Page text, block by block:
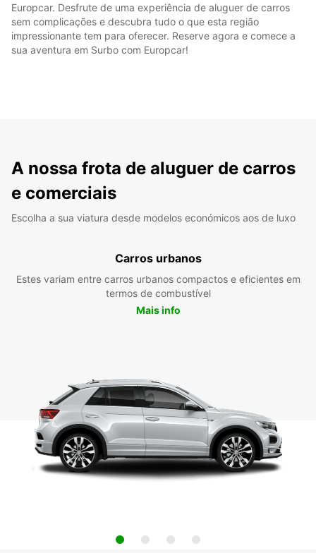
Europcar. Desfrute de uma experiência de aluguer de carros
sem complicações e descubra tudo o que esta região
impressionante tem para oferecer. Reserve agora e comece a
sua aventura em Surbo com Europcar!
A nossa frota de aluguer de carros
e comerciais
Escolha a sua viatura desde modelos económicos aos de luxo
Carros urbanos
Estes variam entre carros urbanos compactos e eficientes em
termos de combustível
Mais info